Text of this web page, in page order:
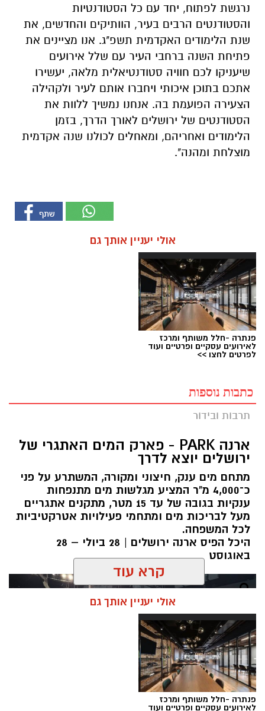
נרגשת לפתוח, יחד עם כל הסטודנטיות
והסטודנטים הרבים בעיר, הוותיקים והחדשים, את
שנת הלימודים האקדמית תשפ"ג. אנו מציינים את
פתיחת השנה ברחבי העיר עם שלל אירועים
שיעניקו לכם חוויה סטודנטיאלית מלאה, יעשירו
אתכם בתוכן איכותי ויחברו אותם לעיר ולקהילה
הצעירה הפועמת בה. אנחנו נמשיך ללוות את
הסטודנטים של ירושלים לאורך הדרך, בזמן
הלימודים ואחריהם, ומאחלים לכולנו שנה אקדמית
מוצלחת ומהנה".
אולי יעניין אותך גם
פנתרה -חלל משותף ומרכז
לאירועים עסקיים ופרטיים ועוד
לפרטים לחצו >>
כתבות נוספות
תרבות ובידור
ארנה PARK - פארק המים האתגרי של
ירושלים יוצא לדרך
מתחם מים ענק, חיצוני ומקורה, המשתרע על פני
כ־4,000 מ"ר המציע מגלשות מים מתנפחות
ענקיות בגובה של עד 15 מטר, מתקנים אתגריים
מעל לבריכות מים ומתחמי פעילויות אטרקטיביות
לכל המשפחה.
היכל הפיס ארנה ירושלים | 28 ביולי – 28
באוגוסט
קרא עוד
אולי יעניין אותך גם
פנתרה -חלל משותף ומרכז
לאירועים עסקיים ופרטיים ועוד